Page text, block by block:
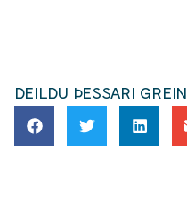
DEILDU ÞESSARI GREIN